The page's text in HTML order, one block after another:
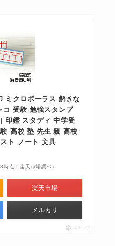
ミクロポーラス 解きな
コ 受験 勉強スタンプ
印鑑 スタディ 中学受
高校 塾 先生 親 高校
ト ノート 文具
点 | 楽天市場調べ）
楽天市場
メルカリ
ポチップ